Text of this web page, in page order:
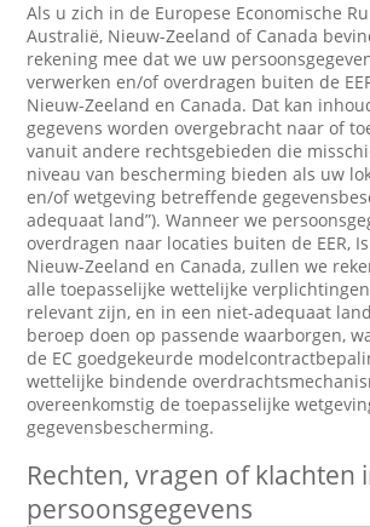
Als u zich in de Europese Economische
Australië, Nieuw-Zeeland of Canada
rekening mee dat we uw
verwerken en/of overdragen buiten de
Nieuw-Zeeland en Canada. Dat kan
gegevens worden overgebracht naar of
vanuit andere rechtsgebieden die
niveau van bescherming bieden als uw
en/of wetgeving betreffende
adequaat land”). Wanneer we
overdragen naar locaties buiten de EER,
Nieuw-Zeeland en Canada, zullen we
alle toepasselijke wettelijke
relevant zijn, en in een niet-adequaat
beroep doen op passende waarborgen,
de EC goedgekeurde
wettelijke bindende
overeenkomstig de toepasselijke
gegevensbescherming.
Rechten, vragen of klachten
persoonsgegevens